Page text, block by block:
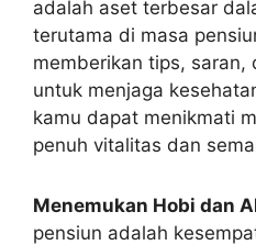
adalah aset terbesar
terutama di masa
memberikan tips, saran,
untuk menjaga
kamu dapat menikmati
penuh vitalitas dan
Menemukan Hobi dan
pensiun adalah